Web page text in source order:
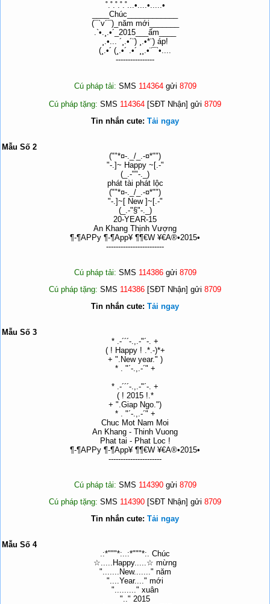
˚.˚.˚.˚.˚...•....•.....•
____Chúc____________
(¯`v´¯)_năm mới_______
.`•.¸.•´_2015___ấm____
¸.•... ´¸.•´¨) ¸.•*¨) áp!
(¸.•´ (¸.•´ .•´ ¸¸.•¨¯`•....
----------------
Cú pháp tải: SMS 114364gửi 8709
Cú pháp tặng: SMS 114364 [SĐT Nhận] gửi 8709
Tin nhắn cute: Tải ngay
Mẫu Số 2
(""*¤-._/_.-¤*"")
"-.]~ Happy ~[.-"
(_.-""-._)
phát tài phát lộc
(""*¤-._/_.-¤*"")
"-.]~[ New ]~[.-"
(_.-"§"-._)
20-YEAR-15
An Khang Thịnh Vượng
¶-¶APPy ¶-¶App¥ ¶¶€W ¥€A®•2015•
------------------------
Cú pháp tải: SMS 114386gửi 8709
Cú pháp tặng: SMS 114386 [SĐT Nhận] gửi 8709
Tin nhắn cute: Tải ngay
Mẫu Số 3
* .-´´´-.,.-"´-. +
( ! Happy ! .*.-)*+
+ ".New year." )
* . "´-.,.-´" +
* .-´´´-.,.-"´-. +
( ! 2015 !.*
+ ".Giap Ngo.")
* . "´-.,.-´" +
Chuc Mot Nam Moi
An Khang - Thinh Vuong
Phat tai - Phat Loc !
¶-¶APPy ¶-¶App¥ ¶¶€W ¥€A®•2015•
----------------------
Cú pháp tải: SMS 114390gửi 8709
Cú pháp tặng: SMS 114390 [SĐT Nhận] gửi 8709
Tin nhắn cute: Tải ngay
Mẫu Số 4
.:*"""*:..:*"""*:. Chúc
☆.....Happy.....☆ mừng
".......New......." năm
"....Year...." mới
"........." xuân
".." 2015